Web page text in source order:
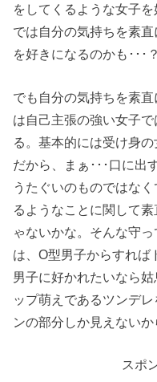
をしてくるような女子
では自分の気持ちを素
を好きになるのかも･･･？
でも自分の気持ちを素
は自己主張の強い女子
る。基本的には受け身
だから、まぁ･･･口に出
うたぐいのものではな
るようなことに関して
ゃないかな。そんな守
は、O型男子からすれば
男子に好かれたいなら
ップ萌えであるツンデ
ンの部分しか見えないか
スポ